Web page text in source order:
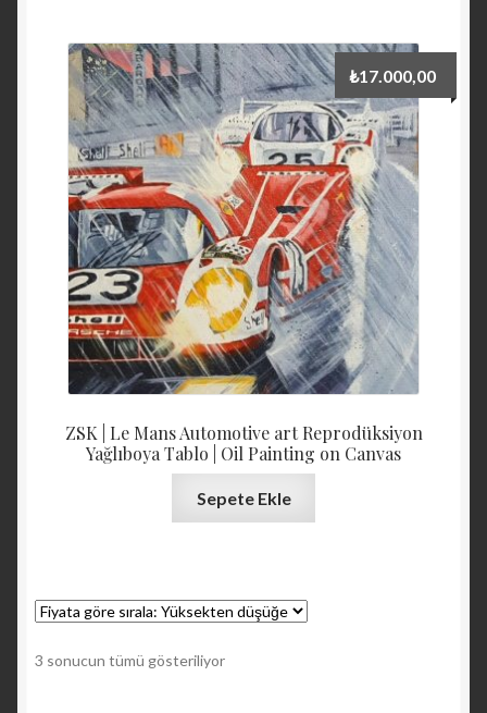
ZSK | Le Mans Automotive art Reprodüksiyon
Yağlıboya Tablo | Oil Painting on Canvas
₺17.000,00
Sepete Ekle
3 sonucun tümü gösteriliyorFiyata